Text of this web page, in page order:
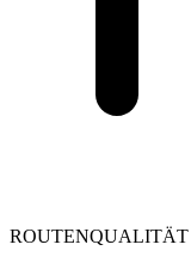
ROUTENQUALITÄT